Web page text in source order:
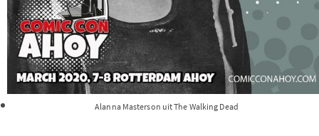
Alanna Masterson uit The Walking Dead